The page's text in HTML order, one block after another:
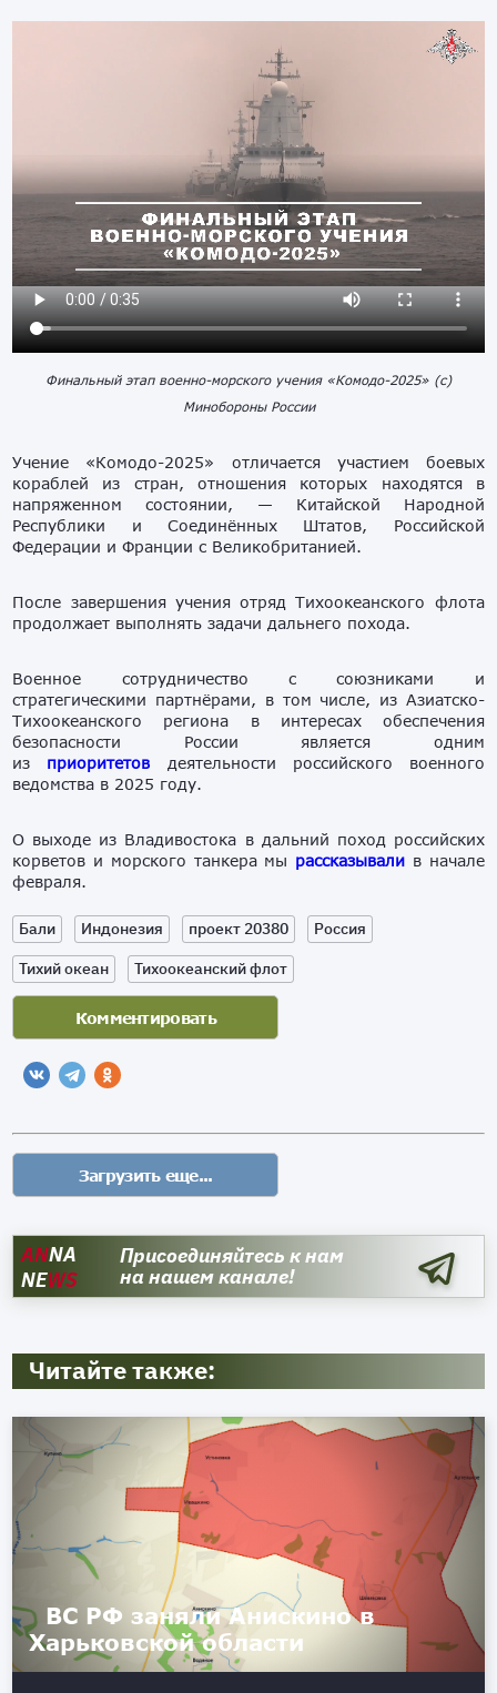
Финальный этап военно-морского учения «Комодо-2025» (с)
Минобороны России
Учение «Комодо-2025» отличается участием боевых
кораблей из стран, отношения которых находятся в
напряженном состоянии, — Китайской Народной
Республики и Соединённых Штатов, Российской
Федерации и Франции с Великобританией.
После завершения учения отряд Тихоокеанского флота
продолжает выполнять задачи дальнего похода.
Военное сотрудничество с союзниками и
стратегическими партнёрами, в том числе, из Азиатско-
Тихоокеанского региона в интересах обеспечения
безопасности России является одним
из приоритетов деятельности российского военного
ведомства в 2025 году.
О выходе из Владивостока в дальний поход российских
корветов и морского танкера мы рассказывали в начале
февраля.
Бали Индонезия проект 20380
Россия
Тихий океан
Тихоокеанский флот
ANNA
NEWS
Присоединяйтесь к нам
на нашем канале!
Читайте также:
ВС РФ заняли Анискино в
Харьковской области